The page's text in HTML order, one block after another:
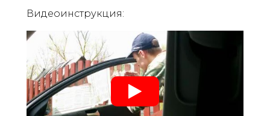
Видеоинструкция: